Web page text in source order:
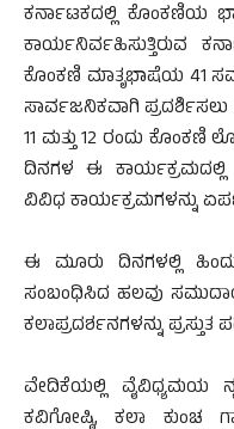
ಕರ್ನಾಟಕದಲ್ಲಿ ಕೊಂಕಣಿಯ
ಕಾರ್ಯನಿರ್ವಹಿಸುತ್ತಿರುವ
ಕೊಂಕಣಿ ಮಾತೃಭಾಷೆಯ 41
ಸಾರ್ವಜನಿಕವಾಗಿ
11 ಮತ್ತು 12 ರಂದು
ದಿನಗಳ ಈ ಕಾರ್ಯಕ್ರಮದಲ್ಲಿ
ವಿವಿಧ ಕಾರ್ಯಕ್ರಮಗಳನ್ನು
ಈ ಮೂರು ದಿನಗಳಲ್ಲಿ
ಸಂಬಂಧಿಸಿದ ಹಲವು
ಕಲಾಪ್ರದರ್ಶನಗಳನ್ನು ಪ್ರಸ್ತುತ
ವೇದಿಕೆಯಲ್ಲಿ ವೈವಿಧ್ಯಮಯ
ಕವಿಗೋಷ್ಠಿ, ಕಲಾ ಕುಂಚ